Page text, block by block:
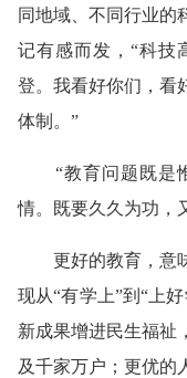
同地域、不同行业的
记有感而发，“科技
登。我看好你们，看
体制。”
“教育问题既是惟
情。既要久久为功，
更好的教育，意味
现从“有学上”到“上
新成果增进民生福祉
及千家万户；更优的